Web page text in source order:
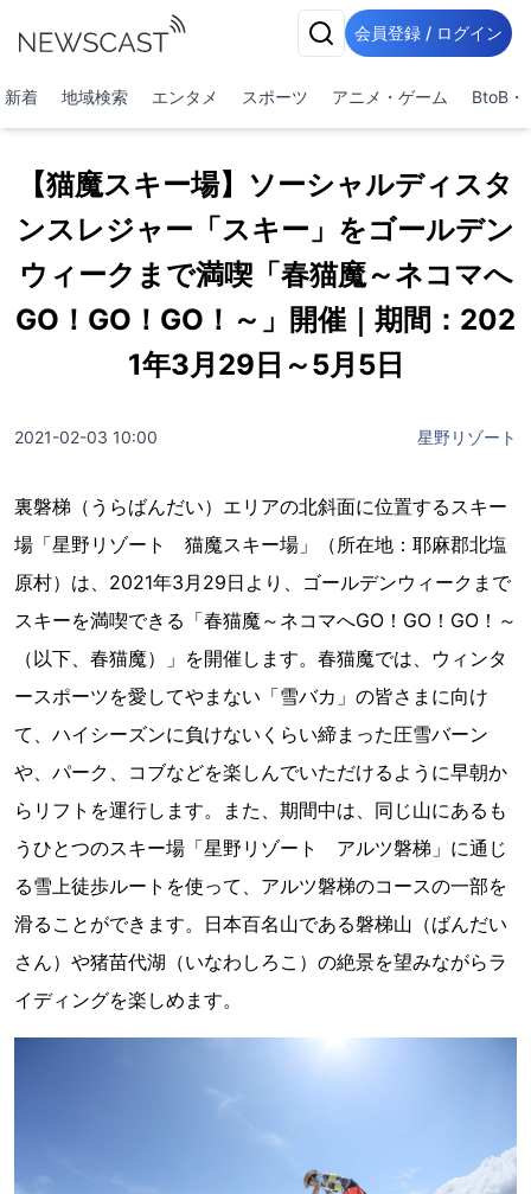
会員登録 / ログイン
新着 地域検索 エンタメ スポーツ アニメ・ゲーム BtoB・
【猫魔スキー場】ソーシャルディスタ
ンスレジャー「スキー」をゴールデン
ウィークまで満喫「春猫魔～ネコマへ
GO！GO！GO！～」開催｜期間：202
1年3月29日～5月5日
2021-02-03 10:00 星野リゾート
裏磐梯（うらばんだい）エリアの北斜面に位置するスキー
場「星野リゾート 猫魔スキー場」（所在地：耶麻郡北塩
原村）は、2021年3月29日より、ゴールデンウィークまで
スキーを満喫できる「春猫魔～ネコマへGO！GO！GO！～
（以下、春猫魔）」を開催します。春猫魔では、ウィンタ
ースポーツを愛してやまない「雪バカ」の皆さまに向け
て、ハイシーズンに負けないくらい締まった圧雪バーン
や、パーク、コブなどを楽しんでいただけるように早朝か
らリフトを運行します。また、期間中は、同じ山にあるも
うひとつのスキー場「星野リゾート アルツ磐梯」に通じ
る雪上徒歩ルートを使って、アルツ磐梯のコースの一部を
滑ることができます。日本百名山である磐梯山（ばんだい
さん）や猪苗代湖（いなわしろこ）の絶景を望みながらラ
イディングを楽しめます。